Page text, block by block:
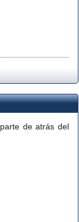
de atrás del